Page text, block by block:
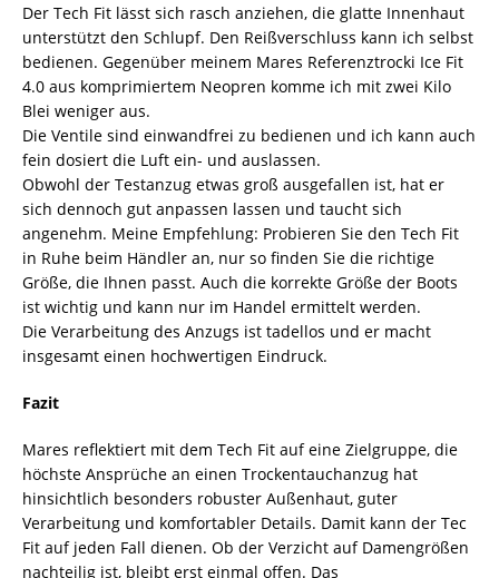
Der Tech Fit lässt sich rasch anziehen, die glatte Innenhaut
unterstützt den Schlupf. Den Reißverschluss kann ich selbst
bedienen. Gegenüber meinem Mares Referenztrocki Ice Fit
4.0 aus komprimiertem Neopren komme ich mit zwei Kilo
Blei weniger aus.
Die Ventile sind einwandfrei zu bedienen und ich kann auch
fein dosiert die Luft ein- und auslassen.
Obwohl der Testanzug etwas groß ausgefallen ist, hat er
sich dennoch gut anpassen lassen und taucht sich
angenehm. Meine Empfehlung: Probieren Sie den Tech Fit
in Ruhe beim Händler an, nur so finden Sie die richtige
Größe, die Ihnen passt. Auch die korrekte Größe der Boots
ist wichtig und kann nur im Handel ermittelt werden.
Die Verarbeitung des Anzugs ist tadellos und er macht
insgesamt einen hochwertigen Eindruck.
Fazit
Mares reflektiert mit dem Tech Fit auf eine Zielgruppe, die
höchste Ansprüche an einen Trockentauchanzug hat
hinsichtlich besonders robuster Außenhaut, guter
Verarbeitung und komfortabler Details. Damit kann der Tec
Fit auf jeden Fall dienen. Ob der Verzicht auf Damengrößen
nachteilig ist, bleibt erst einmal offen. Das